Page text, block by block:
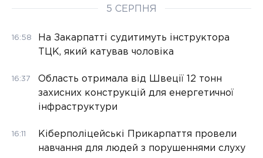
5 СЕРПНЯ
16:58
На Закарпатті судитимуть інструктора
ТЦК, який катував чоловіка
16:37
Область отримала від Швеції 12 тонн
захисних конструкцій для енергетичної
інфраструктури
16:11
Кіберполіцейські Прикарпаття провели
навчання для людей з порушеннями слуху